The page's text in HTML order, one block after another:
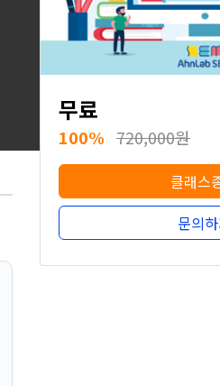
무료
100% 720,000원
클래스
문의